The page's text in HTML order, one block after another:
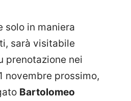
solo in maniera
sarà visitabile
prenotazione nei
novembre prossimo,
Bartolomeo